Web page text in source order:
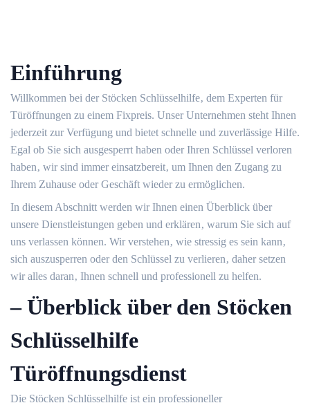
Einführung
Willkommen bei der Stöcken Schlüsselhilfe‚ dem Experten für
Türöffnungen zu einem Fixpreis.​ Unser Unternehmen steht Ihnen
jederzeit zur Verfügung und bietet schnelle und zuverlässige Hilfe.​
Egal ob Sie sich ausgesperrt haben oder Ihren Schlüssel verloren
haben‚ wir sind immer einsatzbereit‚ um Ihnen den Zugang zu
Ihrem Zuhause oder Geschäft wieder zu ermöglichen.​
In diesem Abschnitt werden wir Ihnen einen Überblick über
unsere Dienstleistungen geben und erklären‚ warum Sie sich auf
uns verlassen können.​ Wir verstehen‚ wie stressig es sein kann‚
sich auszusperren oder den Schlüssel zu verlieren‚ daher setzen
wir alles daran‚ Ihnen schnell und professionell zu helfen.​
– Überblick über den Stöcken
Schlüsselhilfe
Türöffnungsdienst
Die Stöcken Schlüsselhilfe ist ein professioneller